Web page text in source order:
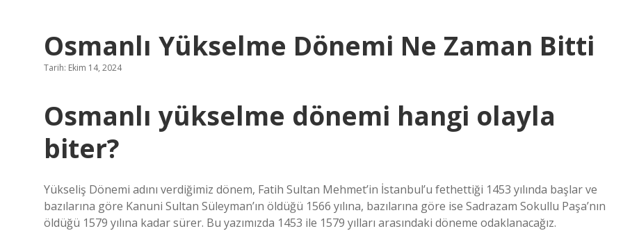
Osmanlı Yükselme Dönemi Ne Zaman Bitti
Tarih: Ekim 14, 2024
Osmanlı yükselme dönemi hangi olayla
biter?
Yükseliş Dönemi adını verdiğimiz dönem, Fatih Sultan Mehmet’in İstanbul’u fethettiği 1453 yılında başlar ve
bazılarına göre Kanuni Sultan Süleyman’ın öldüğü 1566 yılına, bazılarına göre ise Sadrazam Sokullu Paşa’nın
öldüğü 1579 yılına kadar sürer. Bu yazımızda 1453 ile 1579 yılları arasındaki döneme odaklanacağız.